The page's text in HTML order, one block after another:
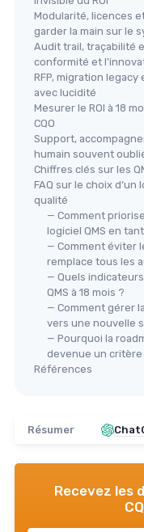
Modularité, licences
garder la main sur le
Audit trail, traçabilité
conformité et
RFP, migration
avec lucidité
Mesurer le ROI à 18
CQO
Support,
humain souvent
Chiffres clés sur les
FAQ sur le choix d’un
qualité
— Comment
logiciel QMS en
— Comment éviter
remplace tous les
— Quels
QMS à 18 mois ?
— Comment gérer
vers une nouvelle
— Pourquoi la
devenue un
Références
Résumer
Recevez les